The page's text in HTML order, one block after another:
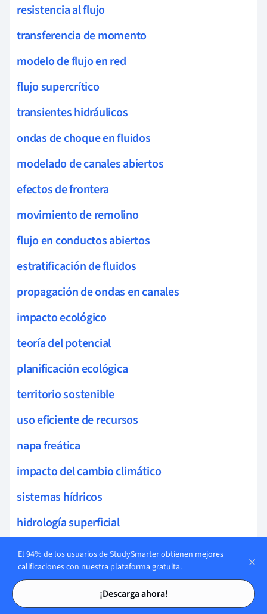
Tarjetas de estudio
Tarjetas de estudio
resistencia al flujo
transferencia de momento
modelo de flujo en red
flujo supercrítico
transientes hidráulicos
ondas de choque en fluidos
modelado de canales abiertos
efectos de frontera
movimiento de remolino
flujo en conductos abiertos
estratificación de fluidos
propagación de ondas en canales
impacto ecológico
teoría del potencial
planificación ecológica
territorio sostenible
uso eficiente de recursos
napa freática
impacto del cambio climático
sistemas hídricos
hidrología superficial
recursos hidráulicos
ingeniería fluvial
estructuras hidráulicas
El 94% de los usuarios de StudySmarter obtienen mejores
calificaciones con nuestra plataforma gratuita.
¡Descarga ahora!